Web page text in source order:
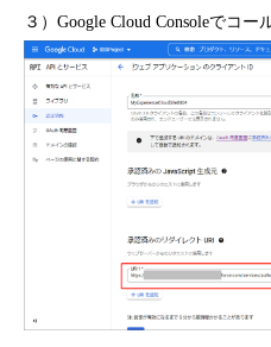
３）Google Cloud Consoleでコ